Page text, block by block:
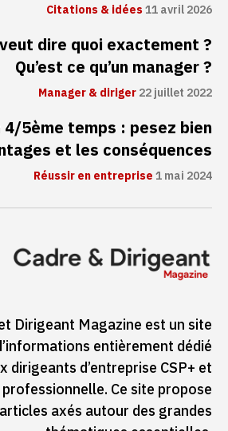
Citations & idées11 avril 2026
dire quoi exactement ?
Qu’est ce qu’un manager ?
Manager & diriger22 juillet 2022
5ème temps : pesez bien
et les conséquences
Réussir en entreprise1 mai 2024
Dirigeant Magazine est un site
entièrement dédié
dirigeants d’entreprise CSP+ et
Ce site propose
axés autour des grandes